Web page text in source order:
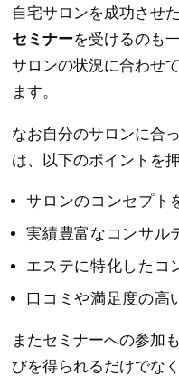
自宅サロンを成功させ
セミナーを受けるのも
サロンの状況に合わせ
ます。
なお自分のサロンに合
は、以下のポイントを
サロンのコンセプト
実績豊富なコンサル
エステに特化したコ
口コミや満足度の高
またセミナーへの参加
びを得られるだけでなく